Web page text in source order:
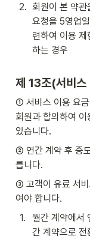
2. 회원이 본 약관
요청을 5영업
련하여 이용
하는 경우
제 13조(서비스
① 서비스 이용 요
회원과 합의하여
있습니다.
② 연간 계약 후 중
릅니다.
③ 고객이 유료 서
여야 합니다.
1.
월간 계약에서
간 계약으로 전